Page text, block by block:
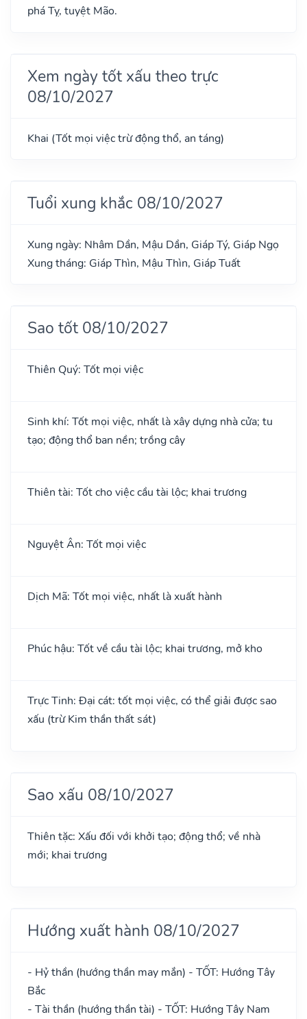
phá Tỵ, tuyệt Mão.
Xem ngày tốt xấu theo trực
08/10/2027
Khai (Tốt mọi việc trừ động thổ, an táng)
Tuổi xung khắc 08/10/2027
Xung ngày: Nhâm Dần, Mậu Dần, Giáp Tý, Giáp Ngọ
Xung tháng: Giáp Thìn, Mậu Thìn, Giáp Tuất
Sao tốt 08/10/2027
Thiên Quý: Tốt mọi việc
Sinh khí: Tốt mọi việc, nhất là xây dựng nhà cửa; tu
tạo; động thổ ban nền; trồng cây
Thiên tài: Tốt cho việc cầu tài lộc; khai trương
Nguyệt Ân: Tốt mọi việc
Dịch Mã: Tốt mọi việc, nhất là xuất hành
Phúc hậu: Tốt về cầu tài lộc; khai trương, mở kho
Trực Tinh: Đại cát: tốt mọi việc, có thể giải được sao
xấu (trừ Kim thần thất sát)
Sao xấu 08/10/2027
Thiên tặc: Xấu đối với khởi tạo; động thổ; về nhà
mới; khai trương
Hướng xuất hành 08/10/2027
- Hỷ thần (hướng thần may mắn) - TỐT: Hướng Tây
Bắc
- Tài thần (hướng thần tài) - TỐT: Hướng Tây Nam